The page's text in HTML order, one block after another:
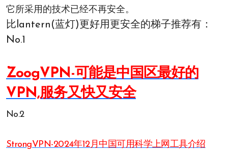
它所采用的技术已经不再安全。
比lantern(蓝灯)更好用更安全的梯子推荐有：
No.1
ZoogVPN-可能是中国区最好的
VPN,服务又快又安全
No.2
StrongVPN-2024年12月中国可用科学上网工具介绍